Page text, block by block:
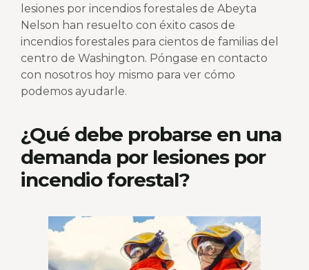
lesiones por incendios forestales de Abeyta
Nelson han resuelto con éxito casos de
incendios forestales para cientos de familias del
centro de Washington. Póngase en contacto
con nosotros hoy mismo para ver cómo
podemos ayudarle.
¿Qué debe probarse en una
demanda por lesiones por
incendio forestal?